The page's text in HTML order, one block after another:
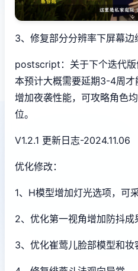
3、修复部分分辨率下屏幕边
postscript：关于下个迭代
本预计大概需要延期3-4周
增加夜袭性能，可攻略角色
位。
V1.2.1 更新日志-2024.11.06
优化修改：
1、H模型增加灯光选项，可
2、优化第一视角增加防抖成
3、优化崔莺儿脸部模型和妆